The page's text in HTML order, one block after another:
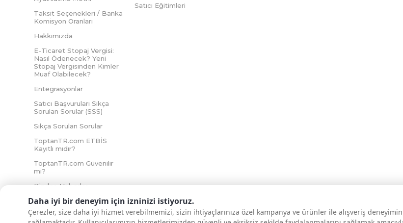
Daha iyi bir deneyim için izninizi istiyoruz.
Çerezler, size daha iyi hizmet verebilmemizi, sizin ihtiyaçlarınıza özel kampanya ve ürünler ile alışveriş
Taksit Seçenekleri / Banka
Komisyon Oranları
Hakkımızda
E-Ticaret Stopaj Vergisi:
Nasıl Ödenecek? Yeni
Stopaj Vergisinden Kimler
Muaf Olabilecek?
Entegrasyonlar
Satıcı Başvuruları Sıkça
Sorulan Sorular (SSS)
Sıkça Sorulan Sorular
ToptanTR.com ETBİS
Kayıtlı mıdır?
ToptanTR.com Güvenilir
mi?
Bizden Haberler
Satıcı Eğitimleri